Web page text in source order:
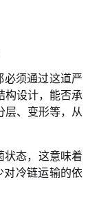
须通过这道严
构设计，能否承
层、变形等，从
态，这意味着
冷链运输的依